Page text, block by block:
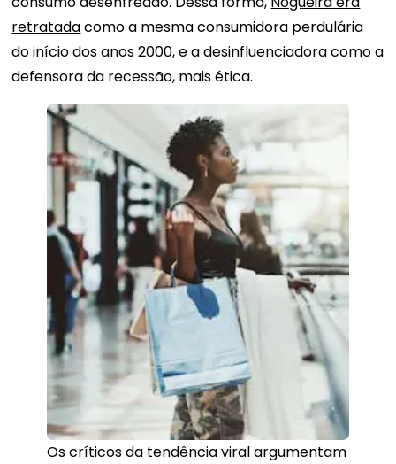
retratadacomo a mesma consumidora perdulária
do início dos anos 2000, e a desinfluenciadora como a
defensora da recessão, mais ética.
Os críticos da tendência viral argumentam